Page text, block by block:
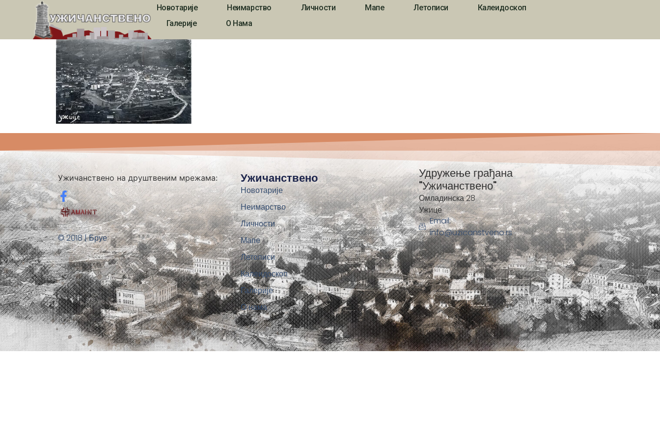
Новотарије Неимарство Личности Мапе Летописи
Калеидоскоп
Галерије
О Нама
ukvn00002
Ужичанствено на друштвеним мрежама:
© 2018 | Бруе
Ужичанствено
Новотарије
Неимарство
Личности
Мапе
Летописи
Калеидоскоп
Галерије
О нама
Удружење грађана
"Ужичанствено"
Омладинска 28
Ужице
Email:
info@uzicanstveno.rs